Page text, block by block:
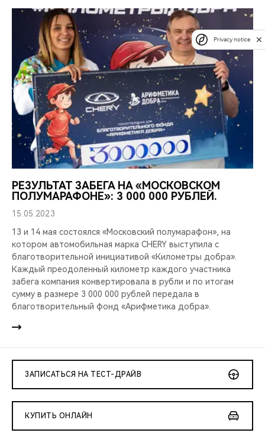
РЕЗУЛЬТАТ ЗАБЕГА НА «МОСКОВСКОМ
ПОЛУМАРАФОНЕ»: 3 000 000 РУБЛЕЙ.
15.05.2023
13 и 14 мая состоялся «Московский полумарафон», на
котором автомобильная марка CHERY выступила с
благотворительной инициативой «Километры добра».
Каждый преодоленный километр каждого участника
забега компания конвертировала в рубли и по итогам
сумму в размере 3 000 000 рублей передала в
благотворительный фонд «Арифметика добра».
ЗАПИСАТЬСЯ НА ТЕСТ-ДРАЙВ
КУПИТЬ ОНЛАЙН
Privacy notice